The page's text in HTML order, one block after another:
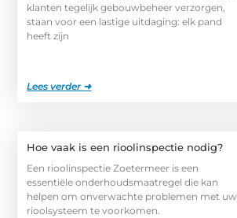
klanten tegelijk gebouwbeheer verzorgen,
staan voor een lastige uitdaging: elk pand
heeft zijn
Lees verder ➜
Hoe vaak is een rioolinspectie nodig?
Een rioolinspectie Zoetermeer is een
essentiële onderhoudsmaatregel die kan
helpen om onverwachte problemen met uw
rioolsysteem te voorkomen.